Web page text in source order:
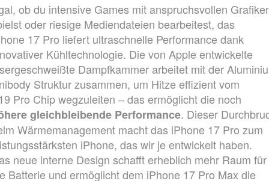
ob du intensive Games mit anspruchsvollen
oder riesige Mediendateien bearbeitest, das
17 Pro liefert ultraschnelle Performance dank
Kühl­technologie. Die von Apple entwickelte
Dampfkammer arbeitet mit der
Struktur zusammen, um Hitze effizient vom
Pro Chip wegzuleiten – das ermöglicht die noch
gleichbleibende Performance. Dieser
Wärme­management macht das iPhone 17 Pro zum
iPhone, das wir je entwickelt haben.
neue interne Design schafft erheblich mehr Raum für
Batterie und ermöglicht dem iPhone 17 Pro Max die